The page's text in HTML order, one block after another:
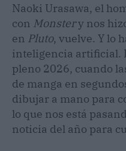
Naoki Urasawa, el
con Monstery nos
en Pluto, vuelve. Y lo
inteligencia artificial.
pleno 2026, cuando
de manga en
dibujar a mano para
lo que nos está
noticia del año para